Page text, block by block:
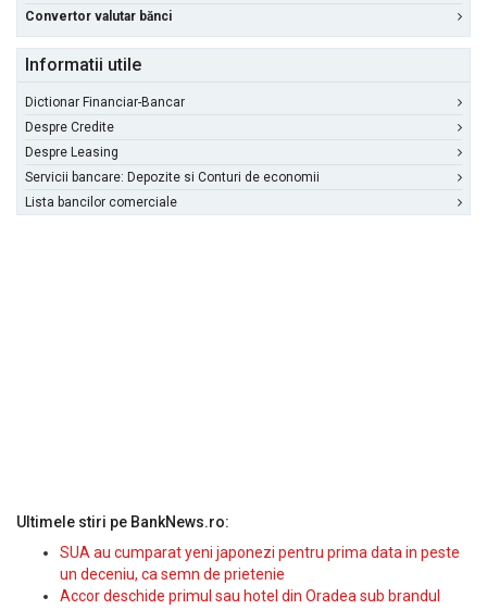
Convertor valutar bănci
Informatii utile
Dictionar Financiar-Bancar
Despre Credite
Despre Leasing
Servicii bancare: Depozite si Conturi de economii
Lista bancilor comerciale
Ultimele stiri pe BankNews.ro:
SUA au cumparat yeni japonezi pentru prima data in peste
un deceniu, ca semn de prietenie
Accor deschide primul sau hotel din Oradea sub brandul